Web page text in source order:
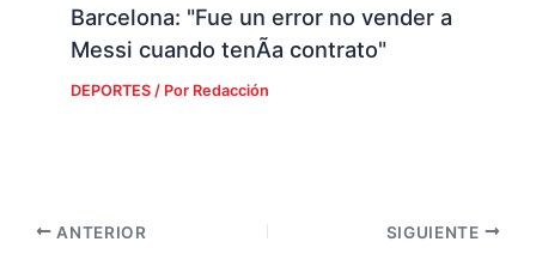
Barcelona: "Fue un error no vender a
Messi cuando tenÃ­a contrato"
DEPORTES/ Por Redacción
ANTERIOR SIGUIENTE